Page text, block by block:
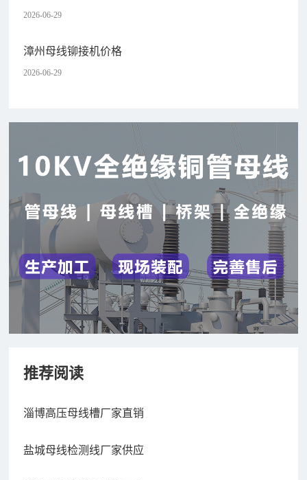
2026-06-29
漳州母线铆接机价格
2026-06-29
推荐阅读
淄博高压母线槽厂家直销
盐城母线检测线厂家供应